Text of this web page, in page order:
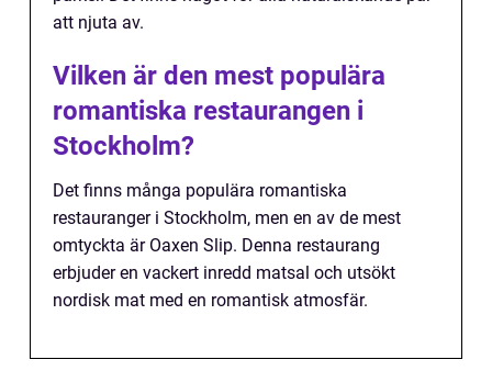
att njuta av.
Vilken är den mest populära
romantiska restaurangen i
Stockholm?
Det finns många populära romantiska
restauranger i Stockholm, men en av de mest
omtyckta är Oaxen Slip. Denna restaurang
erbjuder en vackert inredd matsal och utsökt
nordisk mat med en romantisk atmosfär.